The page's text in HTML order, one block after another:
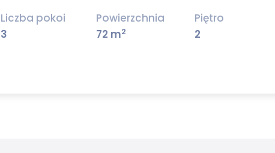
Liczba pokoi
3
Powierzchnia
72 m2
Piętro
2